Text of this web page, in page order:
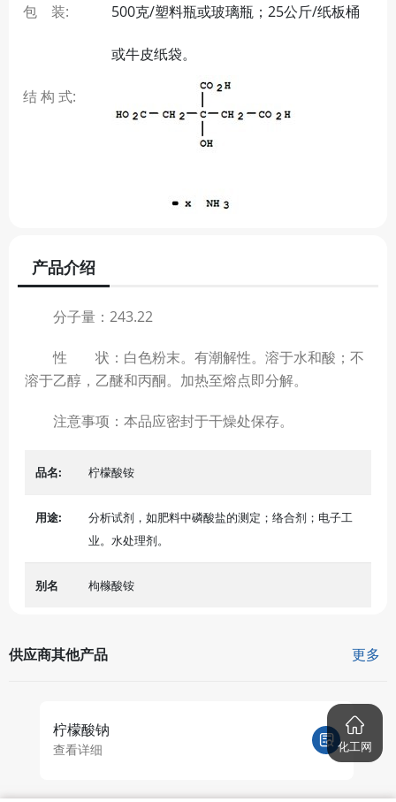
包 装: 500克/塑料瓶或玻璃瓶；25公斤/纸板桶
或牛皮纸袋。
结 构 式:
产品介绍
分子量：243.22
性 状：白色粉末。有潮解性。溶于水和酸；不
溶于乙醇，乙醚和丙酮。加热至熔点即分解。
注意事项：本品应密封于干燥处保存。
品名: 柠檬酸铵
用途:
分析试剂，如肥料中磷酸盐的测定；络合剂；电子工
业。水处理剂。
别名 枸橼酸铵
供应商其他产品 更多
柠檬酸钠
查看详细 化工网